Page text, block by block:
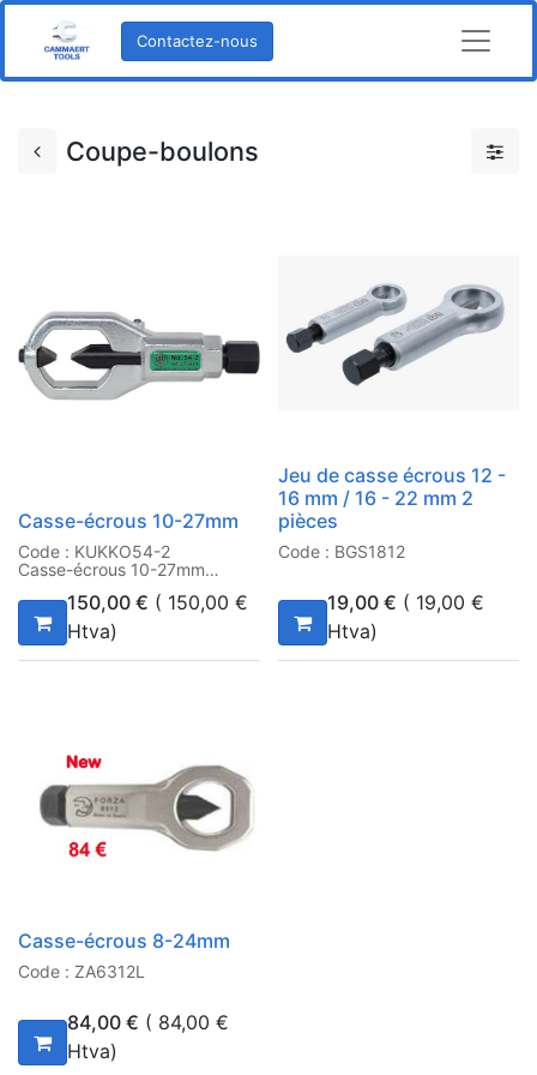
Contactez-nous
Coupe-boulons
Casse-écrous 10-27mm
Code : KUKKO54-2
Casse-écrous 10-27mm
150,00 € ( 150,00 €
Htva)
Jeu de casse écrous 12 -
16 mm / 16 - 22 mm 2
pièces
Code : BGS1812
19,00€ ( 19,00 €
Htva)
Casse-écrous 8-24mm
Code : ZA6312L
84,00 € ( 84,00 €
Htva)